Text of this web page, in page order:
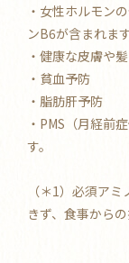
・女性ホルモン
ンB6が含まれます
・健康な皮膚や
・貧血予防
・脂肪肝予防
・PMS（月経前
す。
（＊1）必須ア
きず、食事から